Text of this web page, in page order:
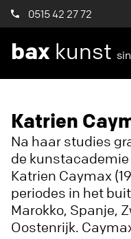
0515 42 27 72
bax kunst
Katrien
Na haar studies
de
Katrien Caymax
periodes in het
Marokko, Spanje,
Oostenrijk.